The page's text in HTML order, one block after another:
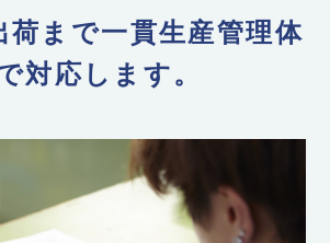
荷まで一貫生産管理体
対応します。